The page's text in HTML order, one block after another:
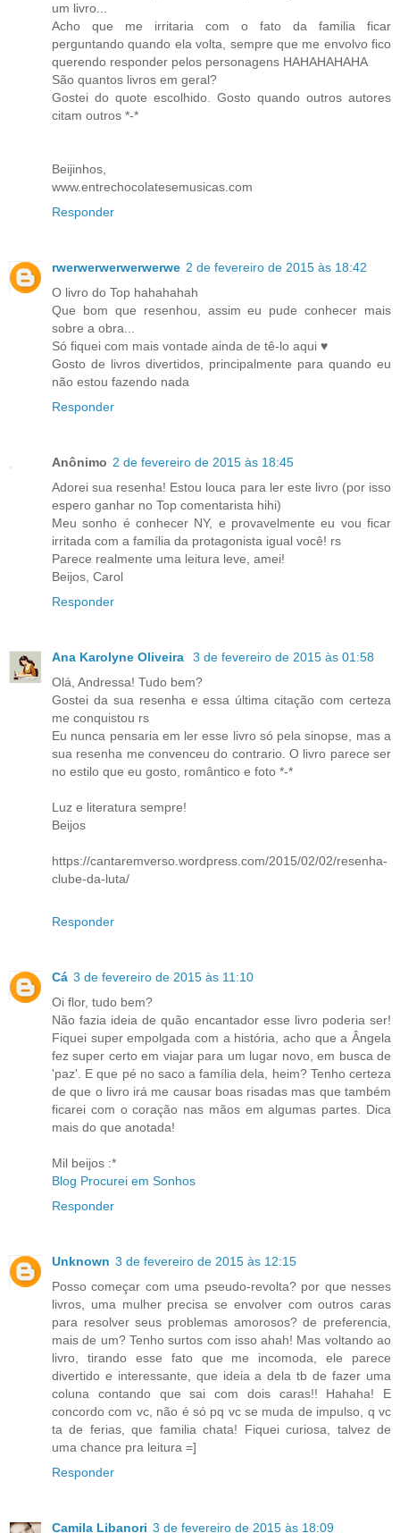
um livro...
Acho que me irritaria com o fato da familia ficar
perguntando quando ela volta, sempre que me envolvo fico
querendo responder pelos personagens HAHAHAHAHA
São quantos livros em geral?
Gostei do quote escolhido. Gosto quando outros autores
citam outros *-*
Beijinhos,
www.entrechocolatesemusicas.com
Responder
rwerwerwerwerwerwe 2 de fevereiro de 2015 às 18:42
O livro do Top hahahahah
Que bom que resenhou, assim eu pude conhecer mais
sobre a obra...
Só fiquei com mais vontade ainda de tê-lo aqui ♥
Gosto de livros divertidos, principalmente para quando eu
não estou fazendo nada
Responder
Anônimo 2 de fevereiro de 2015 às 18:45
Adorei sua resenha! Estou louca para ler este livro (por isso
espero ganhar no Top comentarista hihi)
Meu sonho é conhecer NY, e provavelmente eu vou ficar
irritada com a família da protagonista igual você! rs
Parece realmente uma leitura leve, amei!
Beijos, Carol
Responder
Ana Karolyne Oliveira
3 de fevereiro de 2015 às 01:58
Olá, Andressa! Tudo bem?
Gostei da sua resenha e essa última citação com certeza
me conquistou rs
Eu nunca pensaria em ler esse livro só pela sinopse, mas a
sua resenha me convenceu do contrario. O livro parece ser
no estilo que eu gosto, romântico e foto *-*
Luz e literatura sempre!
Beijos
https://cantaremverso.wordpress.com/2015/02/02/resenha-
clube-da-luta/
Responder
Cá 3 de fevereiro de 2015 às 11:10
Oi flor, tudo bem?
Não fazia ideia de quão encantador esse livro poderia ser!
Fiquei super empolgada com a história, acho que a Ângela
fez super certo em viajar para um lugar novo, em busca de
'paz'. E que pé no saco a família dela, heim? Tenho certeza
de que o livro irá me causar boas risadas mas que também
ficarei com o coração nas mãos em algumas partes. Dica
mais do que anotada!
Mil beijos :*
Blog Procurei em Sonhos
Responder
Unknown 3 de fevereiro de 2015 às 12:15
Posso começar com uma pseudo-revolta? por que nesses
livros, uma mulher precisa se envolver com outros caras
para resolver seus problemas amorosos? de preferencia,
mais de um? Tenho surtos com isso ahah! Mas voltando ao
livro, tirando esse fato que me incomoda, ele parece
divertido e interessante, que ideia a dela tb de fazer uma
coluna contando que sai com dois caras!! Hahaha! E
concordo com vc, não é só pq vc se muda de impulso, q vc
ta de ferias, que familia chata! Fiquei curiosa, talvez de
uma chance pra leitura =]
Responder
Camila Libanori 3 de fevereiro de 2015 às 18:09